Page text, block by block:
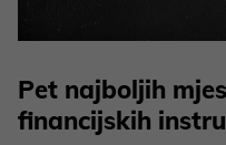
Pet najboljih
financijskih